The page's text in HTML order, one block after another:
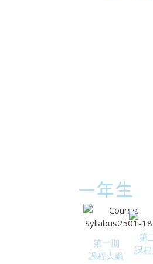
一年生
第一期
課程大綱​
第
課